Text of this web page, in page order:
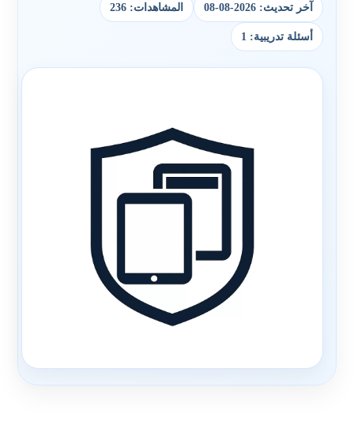
آخر تحديث: 2026-08-08 المشاهدات: 236
أسئلة تدريبية: 1